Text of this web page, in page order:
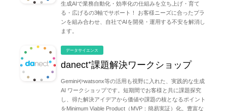
生成AIで業務自動化・効率化の仕組みを立ち上げ・育て
る・広げるの3軸でサポート！ お客様ニーズに合ったプラ
ンを組み合わせ、自社でAIを開発・運用する不安を解消し
ます。
データサイエンス
danect⁺課題解決ワークショップ
Geminiやwatsonx等の活用も視野に入れた、実践的な生成
AI ワークショップです。短期間でお客様と共に課題探究
し、得た解決アイデアから価値や課題の核となるポイント
をMinimum Viable Product（MVP：簡易実証）化。豊富な